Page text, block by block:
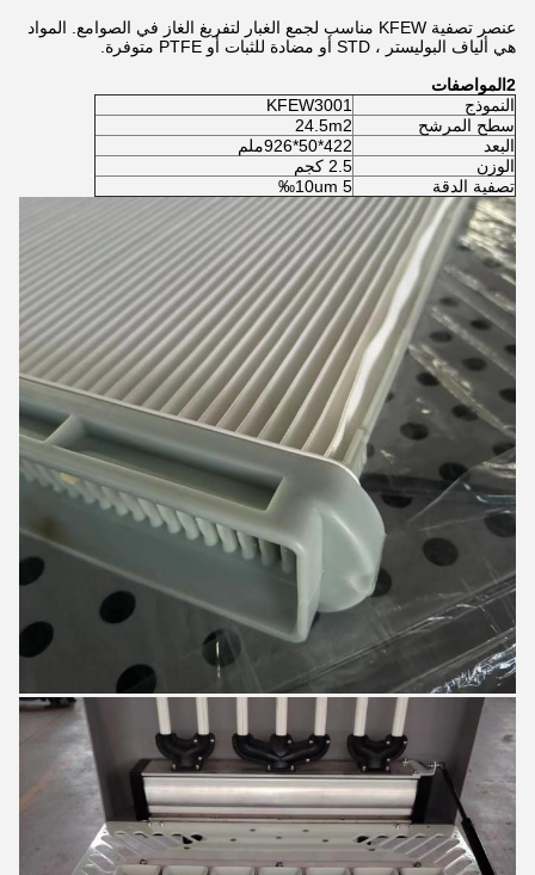
عنصر تصفية KFEW مناسب لجمع الغبار لتفريغ الغاز في الصوامع. المواد
هي ألياف البوليستر ، STD أو مضادة للثبات أو PTFE متوفرة.
2المواصفات
النموذج
KFEW3001
سطح المرشح
24.5m2
البعد
422*50*926ملم
الوزن
2.5 كجم
تصفية الدقة
5 ‰10um